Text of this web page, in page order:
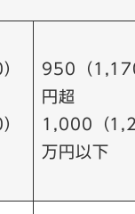
950（
円超
1,000（
万円以下